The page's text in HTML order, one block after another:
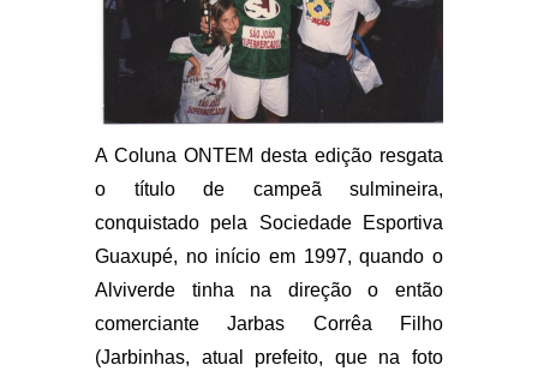
A Coluna ONTEM desta edição resgata
o título de campeã sulmineira,
conquistado pela Sociedade Esportiva
Guaxupé, no início em 1997, quando o
Alviverde tinha na direção o então
comerciante Jarbas Corrêa Filho
(Jarbinhas, atual prefeito, que na foto